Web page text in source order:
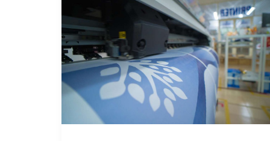
Einsatz
von
Magnetdruck
für
Werbematerialien